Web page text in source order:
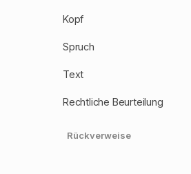
Kopf
Spruch
Text
Rechtliche Beurteilung
Rückverweise